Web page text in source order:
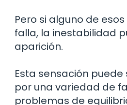
Pero si alguno de
falla, la inestabilidad
aparición.
Esta sensación
por una variedad de
problemas de